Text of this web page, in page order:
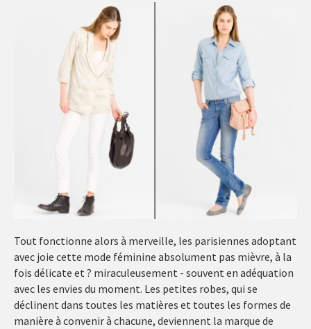
Tout fonctionne alors à merveille, les parisiennes adoptant
avec joie cette mode féminine absolument pas mièvre, à la
fois délicate et ? miraculeusement - souvent en adéquation
avec les envies du moment. Les petites robes, qui se
déclinent dans toutes les matières et toutes les formes de
manière à convenir à chacune, deviennent la marque de